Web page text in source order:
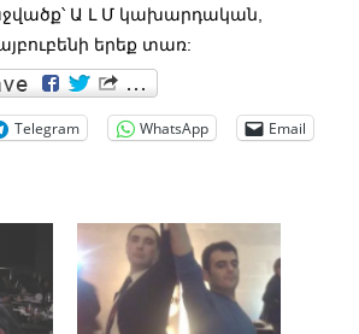
Ա Լ Մ կախարդական,
երեք տառ:
Telegram WhatsApp
Email